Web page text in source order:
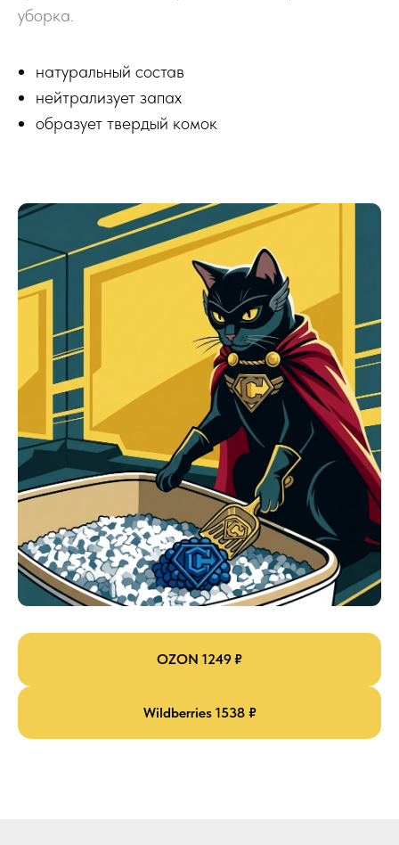
уборка.
натуральный состав
нейтрализует запах
образует твердый комок
OZON 1249 ₽
Wildberries 1538 ₽